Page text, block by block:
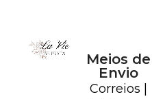
Meios de
Envio
Correios |